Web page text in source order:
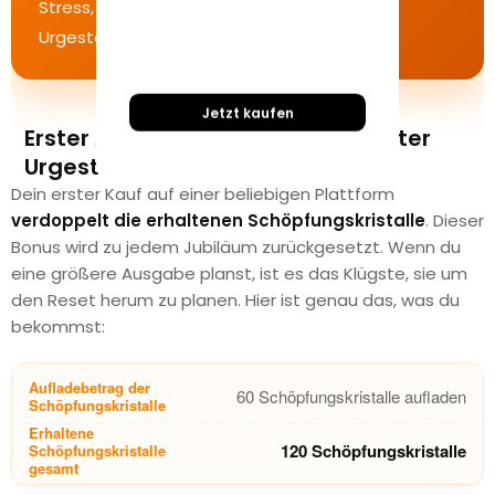
Jetzt kaufen
Stress, keine Wartezeit, einfach sofortiges
Urgestein.
Erster Aufladebonus — Dein größter
Urgestein-Boost
Dein erster Kauf auf einer beliebigen Plattform
verdoppelt die erhaltenen Schöpfungskristalle. Dieser
Bonus wird zu jedem Jubiläum zurückgesetzt. Wenn du
eine größere Ausgabe planst, ist es das Klügste, sie um
den Reset herum zu planen. Hier ist genau das, was du
bekommst:
60 Schöpfungskristalle aufladen
120 Schöpfungskristalle